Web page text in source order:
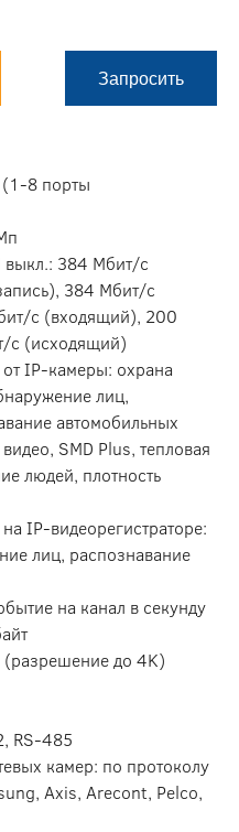
Запросить
(1-8 порты
384 Мбит/с
384 Мбит/с
с (входящий), 200
с (исходящий)
IP-камеры: охрана
лиц,
автомобильных
SMD Plus, тепловая
людей, плотность
IP-видеорегистраторе:
лиц, распознавание
на канал в секунду
до 4K)
RS-485
камер: по протоколу
Axis, Arecont, Pelco,